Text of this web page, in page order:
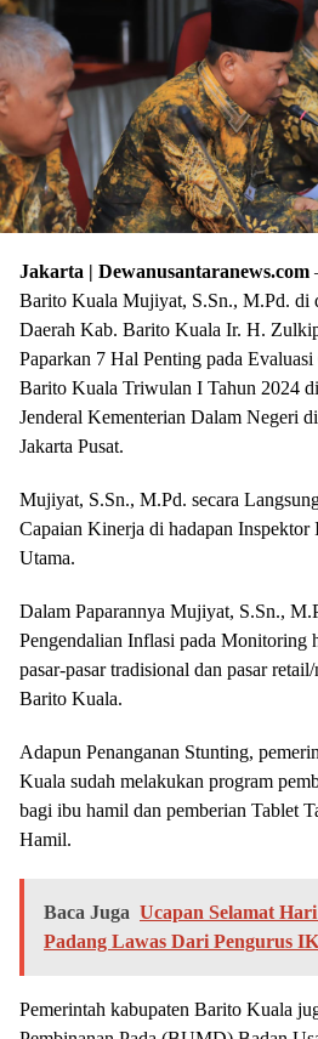
Jakarta | Dewanusantaranews.com
Barito Kuala Mujiyat, S.Sn., M.Pd. di
Daerah Kab. Barito Kuala Ir. H.
Paparkan 7 Hal Penting pada
Barito Kuala Triwulan I Tahun 2024
Jenderal Kementerian Dalam Negeri
Jakarta Pusat.
Mujiyat, S.Sn., M.Pd. secara
Capaian Kinerja di hadapan
Utama.
Dalam Paparannya Mujiyat, S.Sn.,
Pengendalian Inflasi pada Monitoring
pasar-pasar tradisional dan pasar
Barito Kuala.
Adapun Penanganan Stunting,
Kuala sudah melakukan program
bagi ibu hamil dan pemberian Tablet
Hamil.
Baca Juga Ucapan Selamat
Padang Lawas Dari Pengurus
Pemerintah kabupaten Barito Kuala